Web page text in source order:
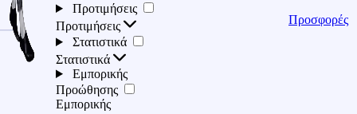
Προτιμήσεις
Προτιμήσεις
Στατιστικά
Στατιστικά
Εμπορικής
Προώθησης
Εμπορικής
Προσφορές